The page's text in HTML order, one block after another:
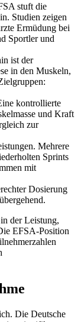
stuft die
Studien zeigen
Ermüdung bei
Sportler und
ist der
in den Muskeln,
kontrollierte
und Kraft
zur
Mehrere
Sprints
mit
Dosierung
der Leistung,
EFSA-Position
Die Deutsche